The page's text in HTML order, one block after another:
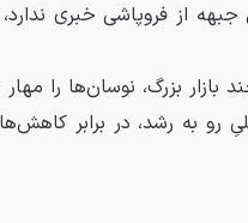
از فروپاشی خبری
بازار بزرگ، نوسان‌ها را
به رشد، در برابر